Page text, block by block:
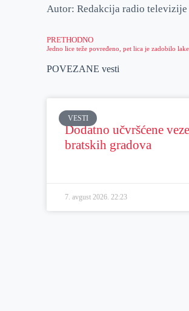
Autor: Redakcija radio televizije
PRETHODNO
Jedno lice teže povređeno, pet lica je zadobilo
POVEZANE vesti
VESTI
Dodatno učvršćene
bratskih gradova
7. avgust 2026. 22:23